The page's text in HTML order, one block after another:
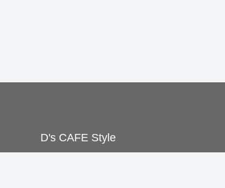
D's CAFE Style